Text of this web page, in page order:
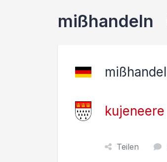
mißhandeln
kujeneere
Teilen